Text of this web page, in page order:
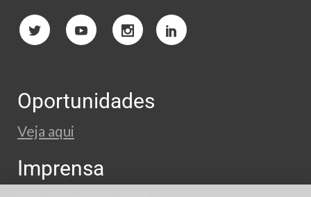
Oportunidades
Veja aqui
Imprensa